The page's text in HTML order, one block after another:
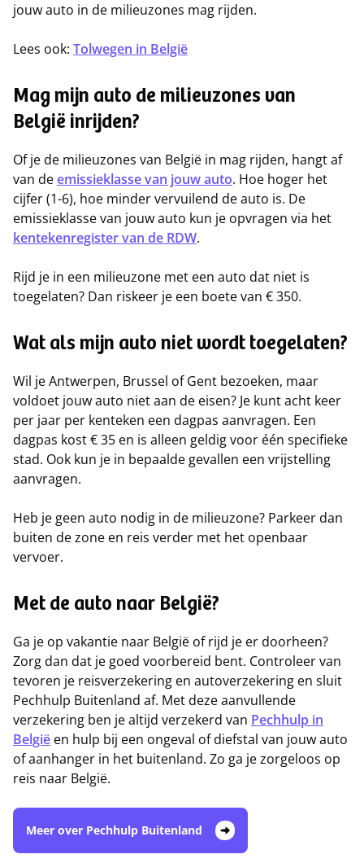
jouw auto in de milieuzones mag rijden.
Lees ook: Tolwegen in België
Mag mijn auto de milieuzones van
België inrijden?
Of je de milieuzones van België in mag rijden, hangt af
van deemissieklasse van jouw auto. Hoe hoger het
cijfer (1-6), hoe minder vervuilend de auto is. De
emissieklasse van jouw auto kun je opvragen via het
kentekenregister van de RDW.
Rijd je in een milieuzone met een auto dat niet is
toegelaten? Dan riskeer je een boete van € 350.
Wat als mijn auto niet wordt toegelaten?
Wil je Antwerpen, Brussel of Gent bezoeken, maar
voldoet jouw auto niet aan de eisen? Je kunt acht keer
per jaar per kenteken een dagpas aanvragen. Een
dagpas kost € 35 en is alleen geldig voor één specifieke
stad. Ook kun je in bepaalde gevallen een vrijstelling
aanvragen.
Heb je geen auto nodig in de milieuzone? Parkeer dan
buiten de zone en reis verder met het openbaar
vervoer.
Met de auto naar België?
Ga je op vakantie naar België of rijd je er doorheen?
Zorg dan dat je goed voorbereid bent. Controleer van
tevoren je reisverzekering en autoverzekering en sluit
Pechhulp Buitenland af. Met deze aanvullende
verzekering ben je altijd verzekerd van Pechhulp in
België en hulp bij een ongeval of diefstal van jouw auto
of aanhanger in het buitenland. Zo ga je zorgeloos op
reis naar België.
Meer over Pechhulp Buitenland